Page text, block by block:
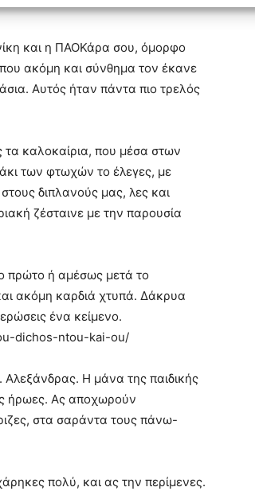
και η ΠΑΟΚάρα σου, όμορφο
ακόμη και σύνθημα τον έκανε
Αυτός ήταν πάντα πιο τρελός
καλοκαίρια, που μέσα στων
των φτωχών το έλεγες, με
διπλανούς μας, λες και
ζέσταινε με την παρουσία
πρώτο ή αμέσως μετά το
ακόμη καρδιά χτυπά. Δάκρυα
ένα κείμενο.
dichos-ntou-kai-ou/
Αλεξάνδρας. Η μάνα της παιδικής
ήρωες. Ας αποχωρούν
στα σαράντα τους πάνω-
πολύ, και ας την περίμενες.